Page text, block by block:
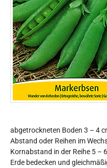
abgetrockneten Boden 3 – 4
Abstand oder Reihen im
Kornabstand in der Reihe 5 –
Erde bedecken und